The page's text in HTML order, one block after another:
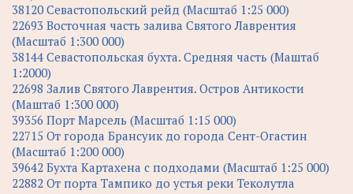
38120 Севастопольский рейд (Масштаб 1:25 000)
22693 Восточная часть залива Святого Лаврентия
(Масштаб 1:300 000)
38144 Севастопольская бухта. Средняя часть (Маштаб
1:2000)
22698 Залив Святого Лаврентия. Остров Антикости
(Маштаб 1:300 000)
39356 Порт Марсель (Масштаб 1:15 000)
22715 От города Брансуик до города Сент-Огастин
(Масштаб 1:200 000)
39642 Бухта Картахена с подходами (Масштаб 1:25 000)
22882 От порта Тампико до устья реки Теколутла